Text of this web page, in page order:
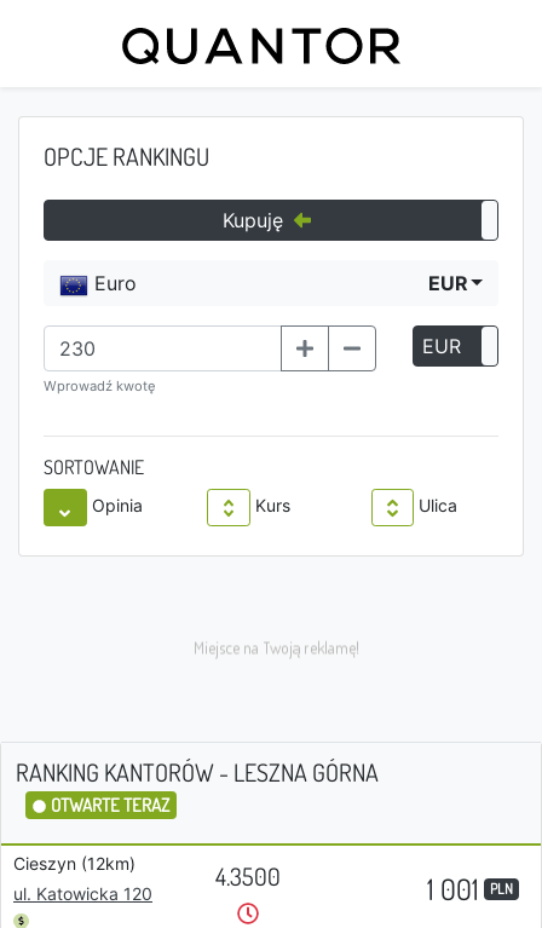
OPCJE RANKINGU
Kupuję
Euro EUR
Wprowadź kwotę
EUR
SORTOWANIE
Opinia Kurs Ulica
RANKING KANTORÓW - LESZNA GÓRNA
OTWARTE TERAZ
Cieszyn (12km)
ul. Katowicka 120
4.3500 1 001 PLN